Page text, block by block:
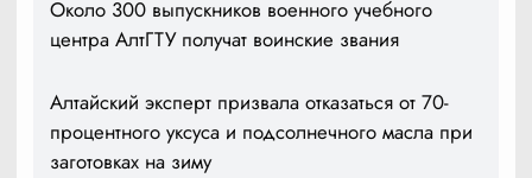
Около 300 выпускников военного учебного
центра АлтГТУ получат воинские звания
Алтайский эксперт призвала отказаться от 70-
процентного уксуса и подсолнечного масла при
заготовках на зиму